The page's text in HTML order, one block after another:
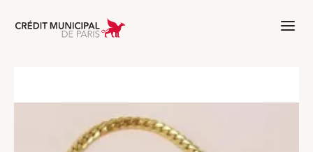
Aller à l'accueil de Crédit Municipal